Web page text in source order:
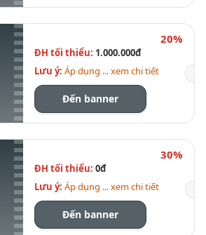
20%
ĐH tối thiểu: 1.000.000đ
Lưu ý: Áp dụng ... xem chi tiết
Đến banner
30%
ĐH tối thiểu: 0đ
Lưu ý: Áp dụng ... xem chi tiết
Đến banner